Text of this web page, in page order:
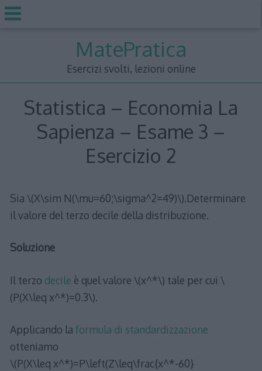
MatePratica
Esercizi svolti, lezioni online
Statistica – Economia La
Sapienza – Esame 3 –
Esercizio 2
Sia \(X\sim N(\mu=60;\sigma^2=49)\).Determinare
il valore del terzo decile della distribuzione.
Soluzione
Il terzo decile è quel valore \(x^*\) tale per cui \
(P(X\leq x^*)=0.3\).
Applicando la formula di standardizzazione
otteniamo
\(P(X\leq x^*)=P\left(Z\leq\frac{x^*-60}